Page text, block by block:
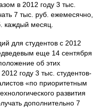
в 2012 году 3 тыс.
7 тыс. руб. ежемесячно,
каждый месяц.
для студентов с 2012
еще 14 сентября
об этих
году 3 тыс. студентов-
«по приоритетным
развития
дополнительно 7